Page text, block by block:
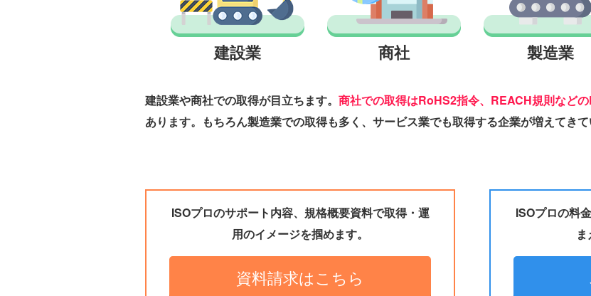
建設業 商社 製造業
建設業や商社での取得が目立ちます。 商社での取得はRoHS2指令、REACH規則など
あります。もちろん製造業での取得も多く、サービス業でも取得する企業が増えてきて
ISOプロのサポート内容、規格概要資料で取得・運
用のイメージを掴めます。
資料請求はこちら
ISOプロの料